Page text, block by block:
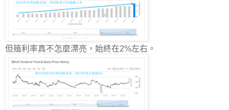
但殖利率真不怎麼漂亮，始終在2%左右。